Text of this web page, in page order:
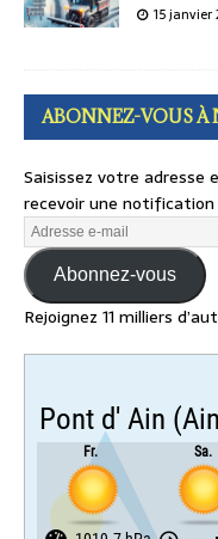
15 janvier
ABONNEZ-VOUS À
Saisissez votre adresse
recevoir une
Abonnez-vous
Rejoignez 11 milliers